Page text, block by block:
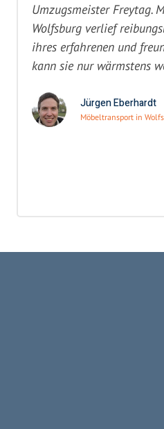
Umzugsmeister Freytag.
Wolfsburg verlief
ihres erfahrenen und
kann sie nur wärmstens
Jürgen Eberhardt
Möbeltransport in